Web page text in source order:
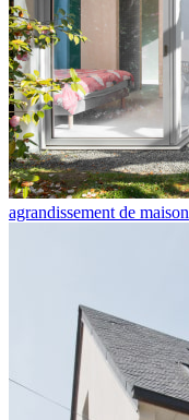
agrandissement de maison